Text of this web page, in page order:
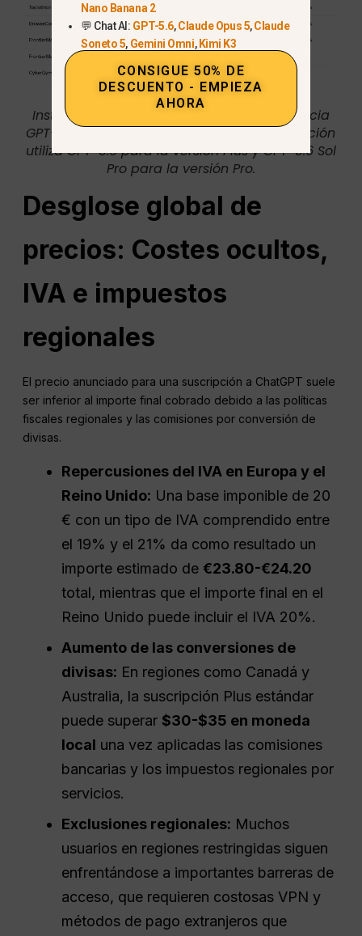
Instantánea histórica del índice de referencia
GPT-5.5. La decisión actual sobre la suscripción
utiliza GPT-5.6 para la versión Plus y GPT-5.6 Sol
Pro para la versión Pro.
Desglose global de
precios: Costes ocultos,
IVA e impuestos
regionales
El precio anunciado para una suscripción a ChatGPT suele
ser inferior al importe final cobrado debido a las políticas
fiscales regionales y las comisiones por conversión de
divisas.
Repercusiones del IVA en Europa y el
Reino Unido: Una base imponible de 20
€ con un tipo de IVA comprendido entre
el 19% y el 21% da como resultado un
importe estimado de€23.80-€24.20
total, mientras que el importe final en el
Reino Unido puede incluir el IVA 20%.
Aumento de las conversiones de
divisas: En regiones como Canadá y
Australia, la suscripción Plus estándar
puede superar$30-$35 en moneda
local una vez aplicadas las comisiones
bancarias y los impuestos regionales por
servicios.
Exclusiones regionales: Muchos
usuarios en regiones restringidas siguen
enfrentándose a importantes barreras de
acceso, que requieren costosas VPN y
métodos de pago extranjeros que
Nano Banana 2
💬 Chat AI: GPT-5.6,Claude Opus 5,Claude
Soneto 5, Gemini Omni, Kimi K3
CONSIGUE 50% DE
DESCUENTO - EMPIEZA
AHORA